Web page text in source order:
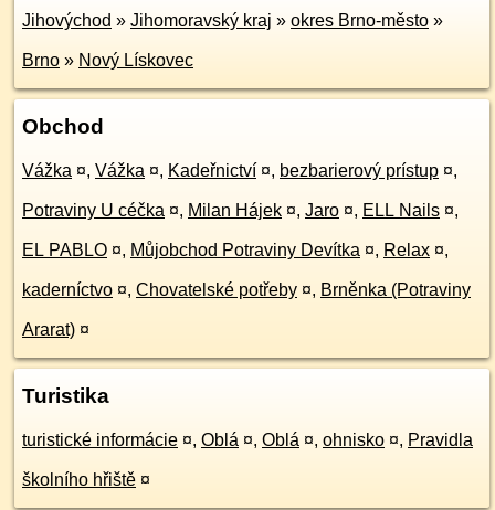
Jihovýchod » Jihomoravský kraj » okres Brno-město »
Brno » Nový Lískovec
Obchod
Vážka ¤, Vážka ¤, Kadeřnictví ¤, bezbarierový prístup ¤,
Potraviny U céčka ¤, Milan Hájek ¤, Jaro ¤, ELL Nails ¤,
EL PABLO ¤, Můjobchod Potraviny Devítka ¤, Relax ¤,
kaderníctvo ¤, Chovatelské potřeby ¤, Brněnka (Potraviny
Ararat) ¤
Turistika
turistické informácie ¤, Oblá ¤, Oblá ¤, ohnisko ¤, Pravidla
školního hřiště ¤